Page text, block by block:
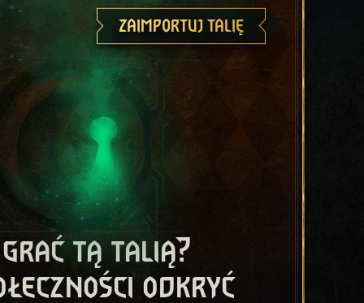
ZAIMPORTUJ TALIĘ
grać tą talią?
odkryć